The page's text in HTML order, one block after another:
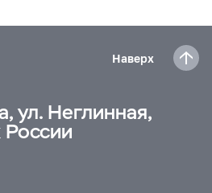
Наверх
ул. Неглинная,
России